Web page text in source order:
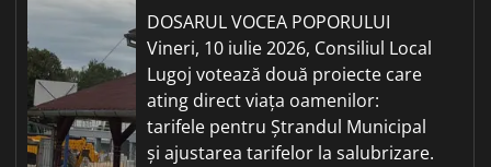
DOSARUL VOCEA POPORULUI
Vineri, 10 iulie 2026, Consiliul Local
Lugoj votează două proiecte care
ating direct viața oamenilor:
tarifele pentru Ștrandul Municipal
și ajustarea tarifelor la salubrizare.